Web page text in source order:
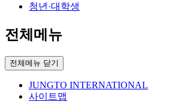
청년·대학생
전체메뉴
전체메뉴 닫기
JUNGTO INTERNATIONAL
사이트맵